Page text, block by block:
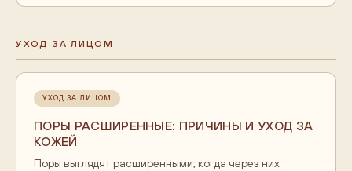
очищения. После него умываются мягким гелем.
склонную к несовершенствам.
УХОД ЗА ЛИЦОМ
УХОД ЗА ЛИЦОМ
ПОРЫ РАСШИРЕННЫЕ: ПРИЧИНЫ И УХОД ЗА
КОЖЕЙ
Поры выглядят расширенными, когда через них